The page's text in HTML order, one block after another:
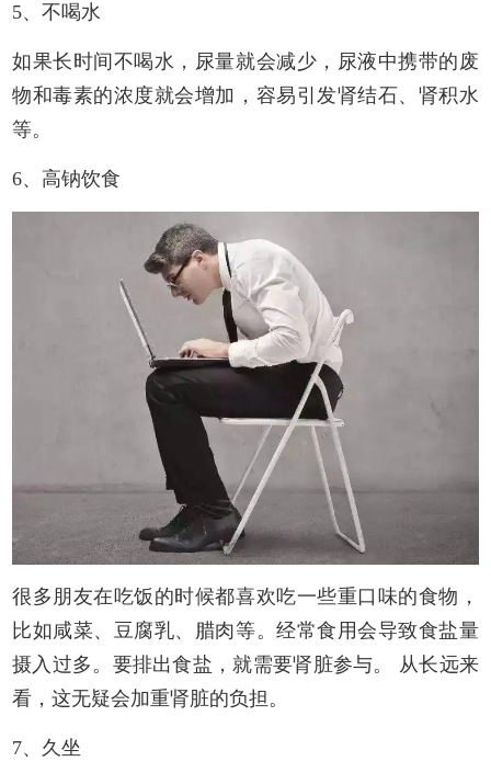
5、不喝水
如果长时间不喝水，尿量就会减少，尿液中携带的废
物和毒素的浓度就会增加，容易引发肾结石、肾积水
等。
6、高钠饮食
很多朋友在吃饭的时候都喜欢吃一些重口味的食物，
比如咸菜、豆腐乳、腊肉等。经常食用会导致食盐量
摄入过多。要排出食盐，就需要肾脏参与。 从长远来
看，这无疑会加重肾脏的负担。
7、久坐